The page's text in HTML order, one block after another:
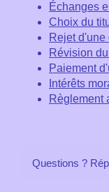
Échanges
Choix du
Rejet d'une
Révision
Paiement
Intérêts
Règlement
Questions ?